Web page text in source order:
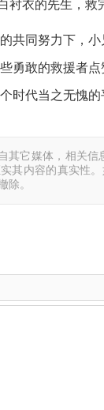
衬衣的先生，救
共同努力下，
勇敢的救援者
时代当之无愧的
其它媒体，相关
其内容的真实性
除。